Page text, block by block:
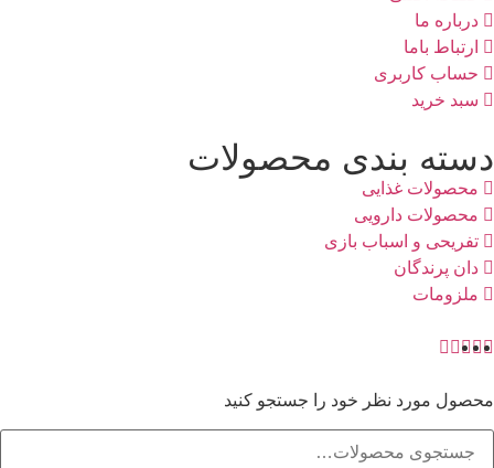
درباره ما
ارتباط باما
حساب کاربری
سبد خرید
دسته بندی محصولات
محصولات غذایی
محصولات دارویی
تفریحی و اسباب بازی
دان پرندگان
ملزومات
محصول مورد نظر خود را جستجو کنید